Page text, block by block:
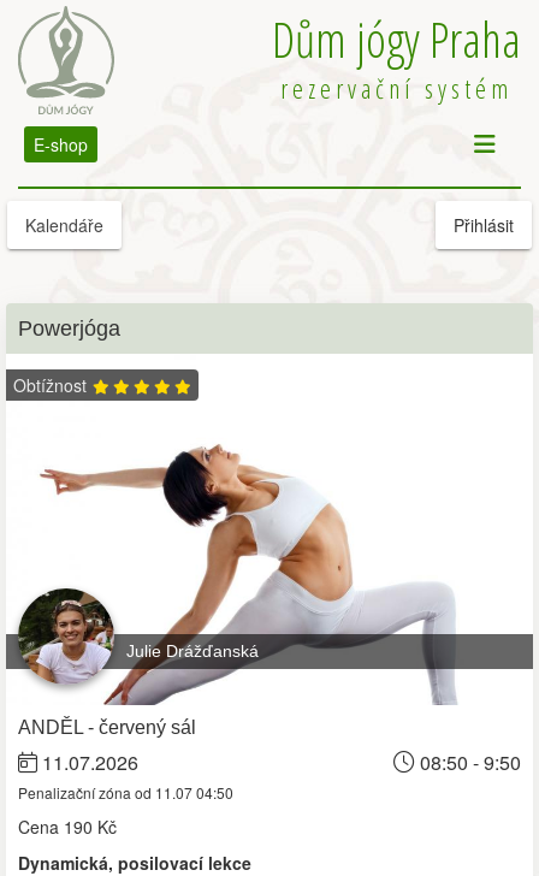
Dům jógy Praha
rezervační systém
E-shop
Kalendáře Přihlásit
Powerjóga
Obtížnost
Julie Drážďanská
ANDĚL - červený sál
11.07.2026 08:50 - 9:50
Penalizační zóna od 11.07 04:50
Cena 190 Kč
Dynamická, posilovací lekce